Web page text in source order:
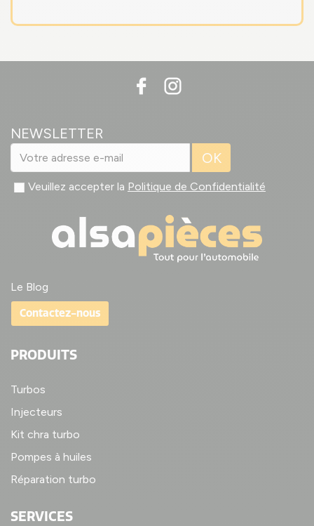
NEWSLETTER
OK
Veuillez accepter la Politique de Confidentialité
Le Blog
Contactez-nous
PRODUITS
Turbos
Injecteurs
Kit chra turbo
Pompes à huiles
Réparation turbo
SERVICES